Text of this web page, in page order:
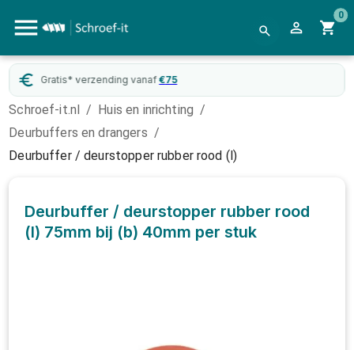
0
Gratis* verzending vanaf €75
Schroef-it.nl / Huis en inrichting /
Deurbuffers en drangers /
Deurbuffer / deurstopper rubber rood (l)
Deurbuffer / deurstopper rubber rood
(l) 75mm bij (b) 40mm per stuk